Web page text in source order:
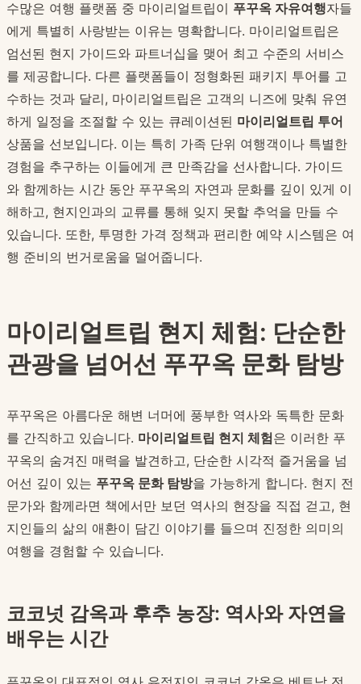
수많은 여행 플랫폼 중 마이리얼트립이 푸꾸옥 자유여행자들
에게 특별히 사랑받는 이유는 명확합니다. 마이리얼트립은
엄선된 현지 가이드와 파트너십을 맺어 최고 수준의 서비스
를 제공합니다. 다른 플랫폼들이 정형화된 패키지 투어를 고
수하는 것과 달리, 마이리얼트립은 고객의 니즈에 맞춰 유연
하게 일정을 조절할 수 있는 큐레이션된 마이리얼트립 투어
상품을 선보입니다. 이는 특히 가족 단위 여행객이나 특별한
경험을 추구하는 이들에게 큰 만족감을 선사합니다. 가이드
와 함께하는 시간 동안 푸꾸옥의 자연과 문화를 깊이 있게 이
해하고, 현지인과의 교류를 통해 잊지 못할 추억을 만들 수
있습니다. 또한, 투명한 가격 정책과 편리한 예약 시스템은 여
행 준비의 번거로움을 덜어줍니다.
마이리얼트립 현지 체험: 단순한
관광을 넘어선 푸꾸옥 문화 탐방
푸꾸옥은 아름다운 해변 너머에 풍부한 역사와 독특한 문화
를 간직하고 있습니다. 마이리얼트립 현지 체험은 이러한 푸
꾸옥의 숨겨진 매력을 발견하고, 단순한 시각적 즐거움을 넘
어선 깊이 있는 푸꾸옥 문화 탐방을 가능하게 합니다. 현지 전
문가와 함께라면 책에서만 보던 역사의 현장을 직접 걷고, 현
지인들의 삶의 애환이 담긴 이야기를 들으며 진정한 의미의
여행을 경험할 수 있습니다.
코코넛 감옥과 후추 농장: 역사와 자연을
배우는 시간